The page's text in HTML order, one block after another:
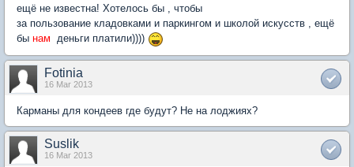
ещё не известна! Хотелось бы , чтобы
за пользование кладовками и паркингом и школой искусств , ещё
бы нам деньги платили))))
Fotinia
16 Mar 2013
Карманы для кондеев где будут? Не на лоджиях?
Suslik
16 Mar 2013